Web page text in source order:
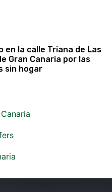
en la calle Triana de Las
Gran Canaria por las
sin hogar